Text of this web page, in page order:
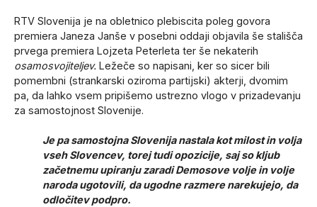
RTV Slovenija je na obletnico plebiscita poleg govora
premiera Janeza Janše v posebni oddaji objavila še stališča
prvega premiera Lojzeta Peterleta ter še nekaterih
osamosvojiteljev. Ležeče so napisani, ker so sicer bili
pomembni (strankarski oziroma partijski) akterji, dvomim
pa, da lahko vsem pripišemo ustrezno vlogo v prizadevanju
za samostojnost Slovenije.
Je pa samostojna Slovenija nastala kot milost in volja
vseh Slovencev, torej tudi opozicije, saj so kljub
začetnemu upiranju zaradi Demosove volje in volje
naroda ugotovili, da ugodne razmere narekujejo, da
odločitev podpro.